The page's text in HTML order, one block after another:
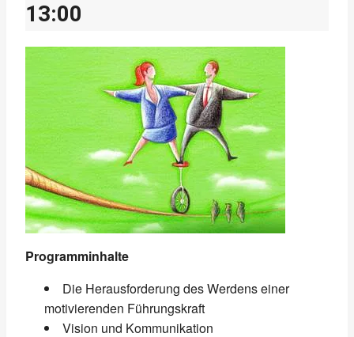
13:00
Programminhalte
Die Herausforderung des Werdens einer
motivierenden Führungskraft
Vision und Kommunikation